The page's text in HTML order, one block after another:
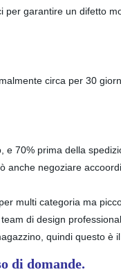
garantire un difetto
circa per 30
e 70% prima della
anche negoziare
multi categoria ma
di design
quindi questo è
di domande.